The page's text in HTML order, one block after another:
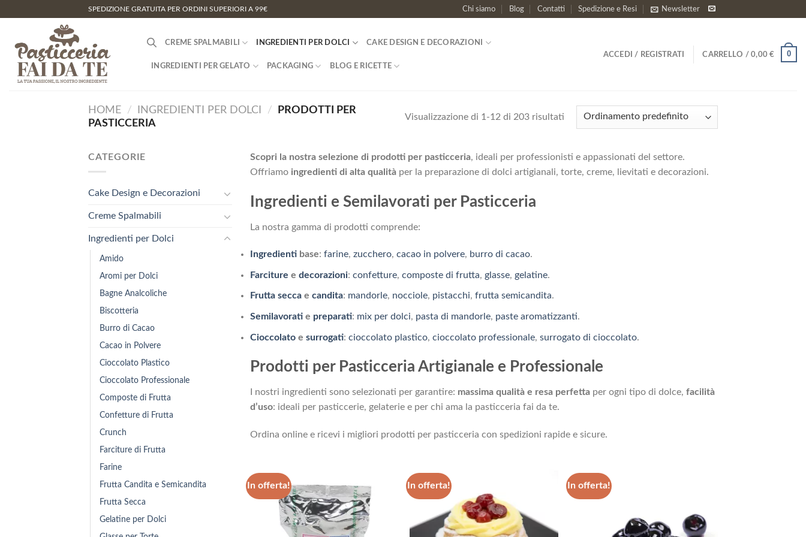
SPEDIZIONE GRATUITA PER ORDINI SUPERIORI A 99€ Chi siamo Blog Contatti Spedizione e Resi Newsletter
CREME SPALMABILI INGREDIENTI PER DOLCI CAKE DESIGN E DECORAZIONI
INGREDIENTI PER GELATO PACKAGING BLOG E RICETTE
ACCEDI / REGISTRATI CARRELLO / 0,00€ 0
HOME / INGREDIENTI PER DOLCI /
PRODOTTI PER
PASTICCERIA
Visualizzazione di 1-12 di 203 risultati
CATEGORIE
Cake Design e Decorazioni
Creme Spalmabili
Ingredienti per Dolci
Amido
Aromi per Dolci
Bagne Analcoliche
Biscotteria
Burro di Cacao
Cacao in Polvere
Cioccolato Plastico
Cioccolato Professionale
Composte di Frutta
Confetture di Frutta
Crunch
Farciture di Frutta
Farine
Frutta Candita e Semicandita
Frutta Secca
Gelatine per Dolci
Scopri la nostra selezione di prodotti per pasticceria, ideali per professionisti e appassionati del settore.
Offriamo ingredienti di alta qualità per la preparazione di dolci artigianali, torte, creme, lievitati e decorazioni.
Ingredienti e Semilavorati per Pasticceria
La nostra gamma di prodotti comprende:
Ingredienti base: farine, zucchero, cacao in polvere, burro di cacao.
Farciture e decorazioni: confetture, composte di frutta, glasse, gelatine.
Frutta secca e candita: mandorle, nocciole, pistacchi, frutta semicandita.
Semilavorati e preparati: mix per dolci, pasta di mandorle, paste aromatizzanti.
Cioccolato e surrogati: cioccolato plastico, cioccolato professionale, surrogato di cioccolato.
Prodotti per Pasticceria Artigianale e Professionale
I nostri ingredienti sono selezionati per garantire: massima qualità e resa perfetta per ogni tipo di dolce, facilità
d’uso: ideali per pasticcerie, gelaterie e per chi ama la pasticceria fai da te.
Ordina online e ricevi i migliori prodotti per pasticceria con spedizioni rapide e sicure.
In offerta!
Aggiungi
alla lista
desideri
In offerta!
desideri
In offerta!
desideri